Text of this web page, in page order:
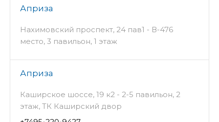
Априза
Нахимовский проспект, 24 пав1 - В-476
место, 3 павильон, 1 этаж
Априза
Каширское шоссе, 19 к2 - 2-5 павильон, 2
этаж, ТК Каширский двор